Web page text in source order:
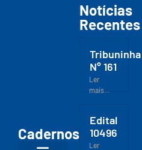
Cadernos
Notícias
Recentes
Tribuninha
N° 161
Ler
mais...
Edital
10496
Ler